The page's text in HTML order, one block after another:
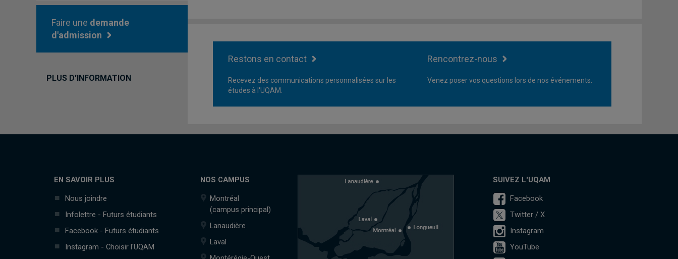
Faire une demande
d'admission
PLUS D'INFORMATION
Restons en contact
Recevez des communications personnalisées sur les
études à l'UQAM.
Rencontrez-nous
Venez poser vos questions lors de nos événements.
EN SAVOIR PLUS
Nous joindre
Infolettre - Futurs étudiants
Facebook - Futurs étudiants
Instagram - Choisir l'UQAM
NOS CAMPUS
Montréal
(campus principal)
Lanaudière
Laval
SUIVEZ L'UQAM
Facebook
Twitter / X
Instagram
YouTube